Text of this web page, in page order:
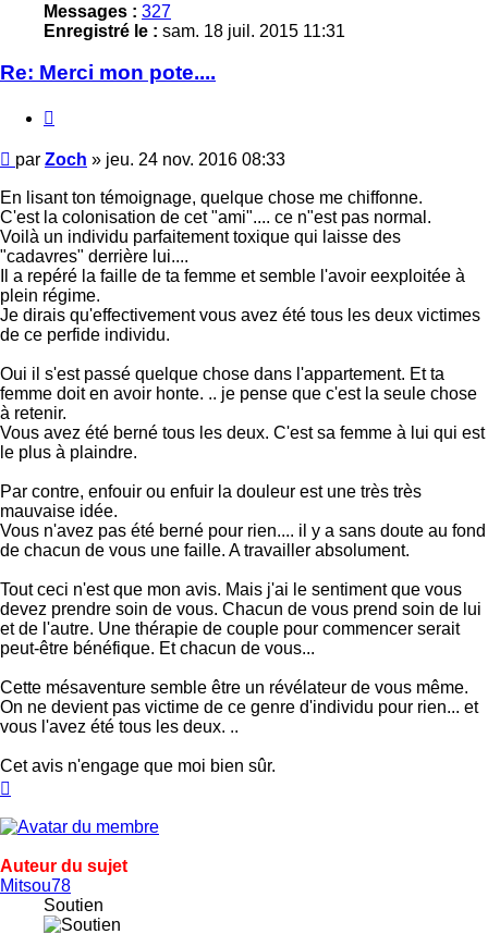
Messages : 327
Enregistré le : sam. 18 juil. 2015 11:31
Re: Merci mon pote....
Message
par Zoch » jeu. 24 nov. 2016 08:33
En lisant ton témoignage, quelque chose me chiffonne.
C'est la colonisation de cet "ami".... ce n"est pas normal.
Voilà un individu parfaitement toxique qui laisse des
"cadavres" derrière lui....
Il a repéré la faille de ta femme et semble l'avoir eexploitée à
plein régime.
Je dirais qu'effectivement vous avez été tous les deux victimes
de ce perfide individu.
Oui il s'est passé quelque chose dans l'appartement. Et ta
femme doit en avoir honte. .. je pense que c'est la seule chose
à retenir.
Vous avez été berné tous les deux. C'est sa femme à lui qui est
le plus à plaindre.
Par contre, enfouir ou enfuir la douleur est une très très
mauvaise idée.
Vous n'avez pas été berné pour rien.... il y a sans doute au fond
de chacun de vous une faille. A travailler absolument.
Tout ceci n'est que mon avis. Mais j'ai le sentiment que vous
devez prendre soin de vous. Chacun de vous prend soin de lui
et de l'autre. Une thérapie de couple pour commencer serait
peut-être bénéfique. Et chacun de vous...
Cette mésaventure semble être un révélateur de vous même.
On ne devient pas victime de ce genre d'individu pour rien... et
vous l'avez été tous les deux. ..
Cet avis n'engage que moi bien sûr.
Auteur du sujet
Mitsou78
Soutien